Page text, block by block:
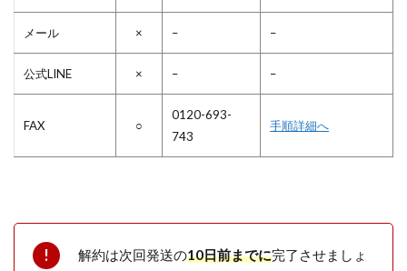
メール × – –
公式LINE × – –
FAX ○
0120-693-
743
手順詳細へ
解約は次回発送の10日前までに完了させましょ